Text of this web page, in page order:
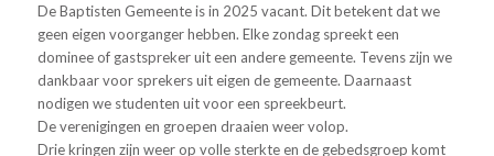
De Baptisten Gemeente is in 2025 vacant. Dit betekent dat we
geen eigen voorganger hebben. Elke zondag spreekt een
dominee of gastspreker uit een andere gemeente. Tevens zijn we
dankbaar voor sprekers uit eigen de gemeente. Daarnaast
nodigen we studenten uit voor een spreekbeurt.
De verenigingen en groepen draaien weer volop.
Drie kringen zijn weer op volle sterkte en de gebedsgroep komt